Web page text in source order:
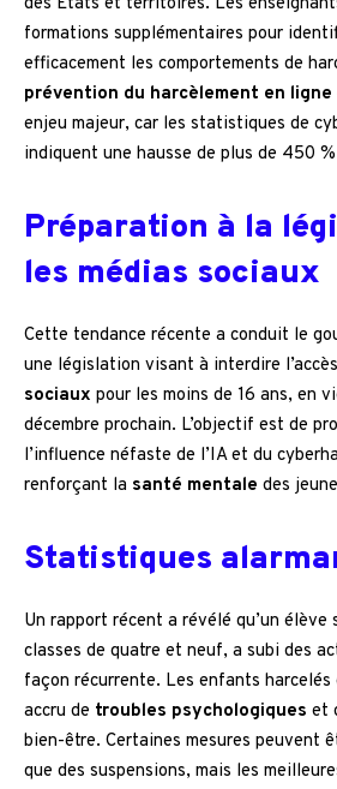
formations supplémentaires pour
efficacement les comportements de
prévention du harcèlement en ligne
enjeu majeur, car les statistiques de
indiquent une hausse de plus de 450
Préparation à la
les médias sociaux
Cette tendance récente a conduit le
une législation visant à interdire
sociaux pour les moins de 16 ans, en
décembre prochain. L’objectif est de
l’influence néfaste de l’IA et du
renforçant la santé mentale des
Statistiques
Un rapport récent a révélé qu’un élève
classes de quatre et neuf, a subi des
façon récurrente. Les enfants harcelés
accru de troubles psychologiques et
bien-être. Certaines mesures peuvent
que des suspensions, mais les